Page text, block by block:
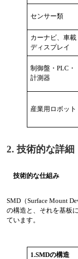
センサー類
カーナビ、車載
ディスプレイ
制御盤・PLC・
計測器
産業用ロボット
2. 技術的な詳細
技術的な仕組み
SMD（Surface Mount
の構造と、それを基板
ています。
1.SMDの構造